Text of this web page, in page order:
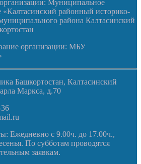
Муниципальное
районный историко-
района Калтасинский
организации: МБУ
Башкортостан, Калтасинский
Маркса, д.70
Ежедневно с 9.00ч. до 17.00ч.,
По субботам проводятся
заявкам.